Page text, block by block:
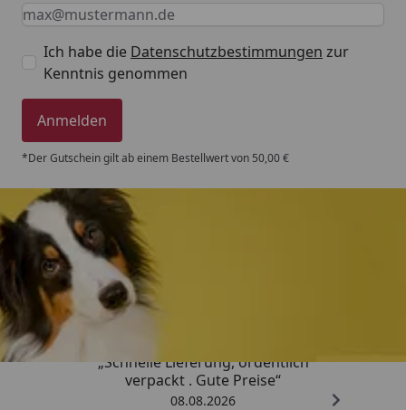
Keine Eingabe erforderlich
Eingabe erforderlich
E-Mail *
Ich habe die Datenschutzbestimmungen zur
Kenntnis genommen
Anmelden
*Der Gutschein gilt ab einem Bestellwert von 50,00 €
Trusted Shops
„Schnelle Lieferung, ordentlich
verpackt . Gute Preise“
08.08.2026